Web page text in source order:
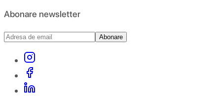
Abonare newsletter
Abonare